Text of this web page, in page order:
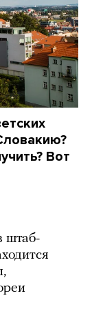
Вот
штаб-